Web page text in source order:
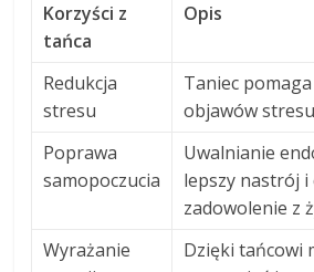
Korzyści z
tańca
Opis
Redukcja
stresu
Taniec
objawów
Poprawa
samopoczucia
Uwalnianie
lepszy nastrój
zadowolenie z
Wyrażanie
Dzięki tańcowi